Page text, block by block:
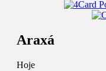
Araxá
Hoje